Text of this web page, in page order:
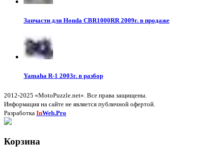
Запчасти для Honda CBR1000RR 2009г. в продаже
Yamaha R-1 2003г. в разбор
2012-2025 «MotoPuzzle.net». Все права защищены.
Информация на сайте не является публичной офертой.
Разработка InWeb.Pro
Корзина